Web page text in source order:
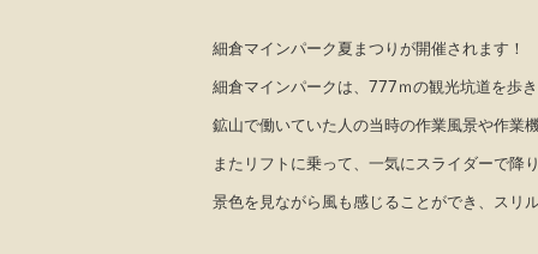
細倉マインパーク夏まつりが開催されます！
細倉マインパークは、777ｍの観光坑道を歩
鉱山で働いていた人の当時の作業風景や作業
またリフトに乗って、一気にスライダーで降
景色を見ながら風も感じることができ、スリ